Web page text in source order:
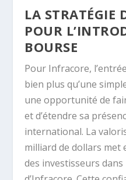
LA STRATÉGIE
POUR
BOURSE
Pour Infracore,
bien plus qu’une
une opportunité de
et d’étendre sa
international. La
milliard de dollars met
des investisseurs dans